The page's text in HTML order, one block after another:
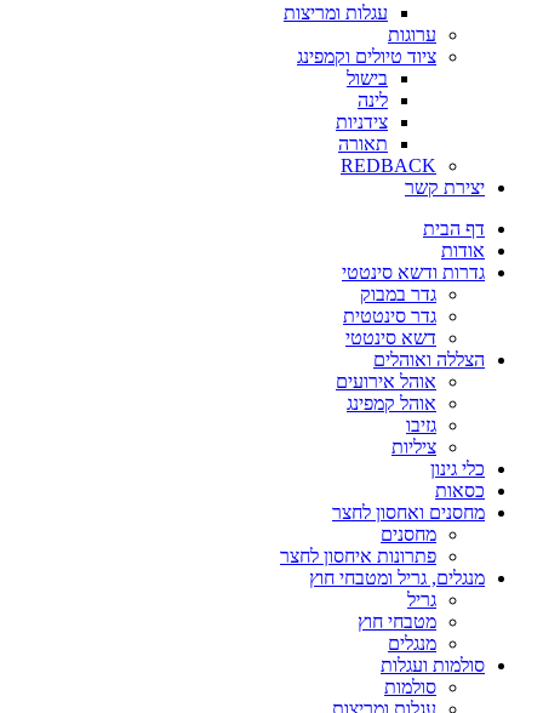
עגלות ומריצות
ערוגות
ציוד טיולים וקמפינג
בישול
לינה
צידניות
תאורה
REDBACK
יצירת קשר
דף הבית
אודות
גדרות ודשא סינטטי
גדר במבוק
גדר סינטטית
דשא סינטטי
הצללה ואוהלים
אוהל אירועים
אוהל קמפינג
גזיבו
ציליות
כלי גינון
כסאות
מחסנים ואחסון לחצר
מחסנים
פתרונות איחסון לחצר
מנגלים, גריל ומטבחי חוץ
גריל
מטבחי חוץ
מנגלים
סולמות ועגלות
סולמות